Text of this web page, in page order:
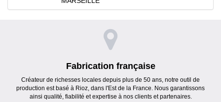
Fabrication française
Créateur de richesses locales depuis plus de 50 ans, notre outil de
production est basé à Rioz, dans l'Est de la France. Nous garantissons
ainsi qualité, fiabilité et expertise à nos clients et partenaires.